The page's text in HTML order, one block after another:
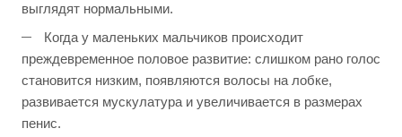
выглядят нормальными.
Когда у маленьких мальчиков происходит
преждевременное половое развитие: слишком рано голос
становится низким, появляются волосы на лобке,
развивается мускулатура и увеличивается в размерах
пенис.